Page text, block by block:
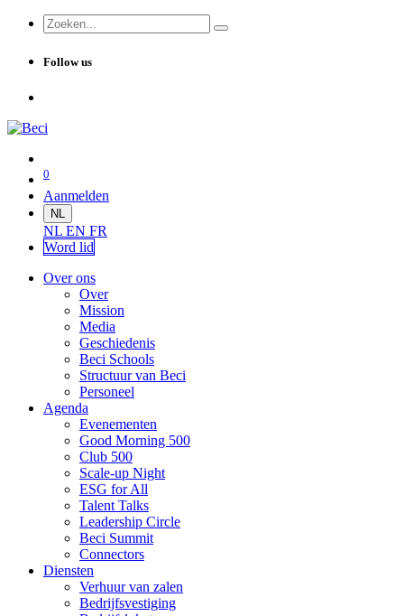
Follow us
0
Aanmelden
NL
NL EN FR
Word lid
Over ons
Over
Mission
Media
Geschiedenis
Beci Schools
Structuur van Beci
Personeel
Agenda
Evenementen
Good Morning 500
Club 500
Scale-up Night
ESG for All
Talent Talks
Leadership Circle
Beci Summit
Connectors
Diensten
Verhuur van zalen
Bedrijfsvestiging